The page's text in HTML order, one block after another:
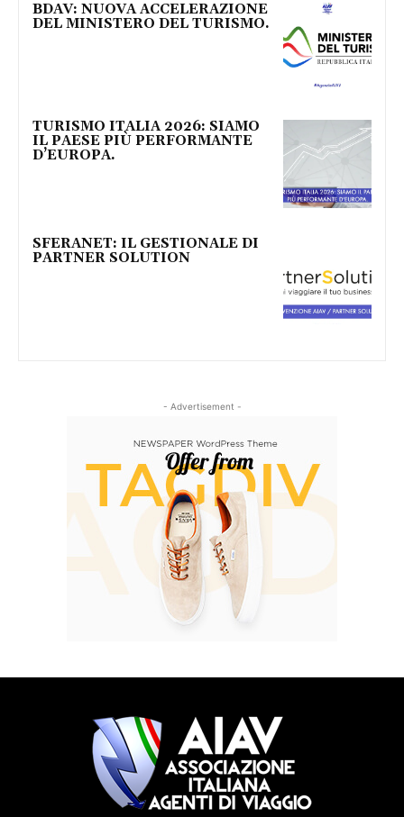
BDAV: NUOVA ACCELERAZIONE
DEL MINISTERO DEL TURISMO.
TURISMO ITALIA 2026: SIAMO
IL PAESE PIÙ PERFORMANTE
D’EUROPA.
SFERANET: IL GESTIONALE DI
PARTNER SOLUTION
- Advertisement -